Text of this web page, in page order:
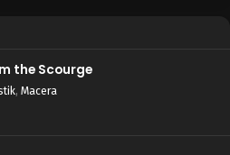
the Scourge
, Macera